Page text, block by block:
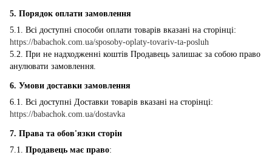
5. Порядок оплати замовлення
5.1. Всі доступні способи оплати товарів вказані на сторінці:
https://babachok.com.ua/sposoby-oplaty-tovariv-ta-posluh
5.2. При не надходженні коштів Продавець залишає за собою право
анулювати замовлення.
6. Умови доставки замовлення
6.1. Всі доступні Доставки товарів вказані на сторінці:
https://babachok.com.ua/dostavka
7. Права та обов'язки сторін
7.1. Продавець має право: